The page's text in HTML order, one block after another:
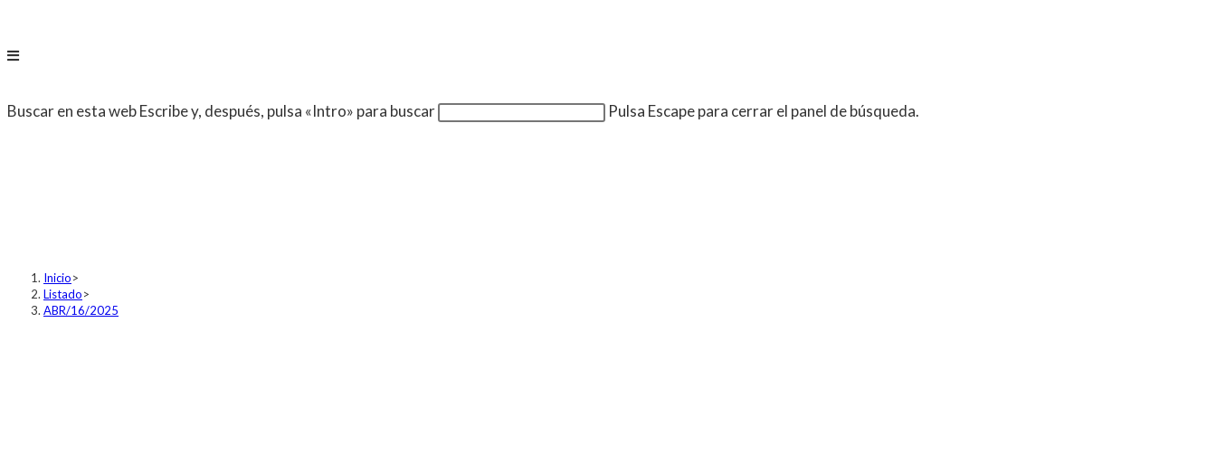
Buscar en esta webEscribe y, después, pulsa «Intro» para buscar Pulsa Escape para cerrar el panel de búsqueda.
Inicio>
Listado>
ABR/16/2025